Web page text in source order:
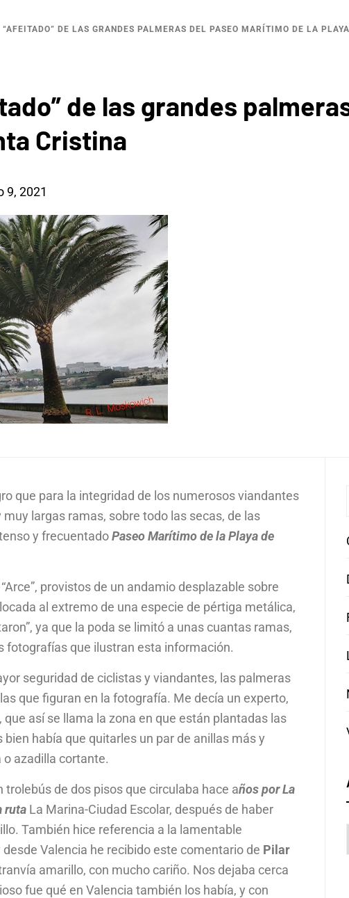
“AFEITADO” DE LAS GRANDES PALMERAS DEL PASEO MARÍTIMO DE LA
de las grandes
Cristina
9, 2021
que para la integridad de los numerosos viandantes
largas ramas, sobre todo las secas, de las
y frecuentadoPaseo Marítimo de la Playa de
provistos de un andamio desplazable sobre
al extremo de una especie de pértiga metálica,
ya que la poda se limitó a unas cuantas ramas,
fotografías que ilustran esta información.
seguridad de ciclistas y viandantes, las palmeras
que figuran en la fotografía. Me decía un experto,
, que así se llama la zona en que están plantadas las
había que quitarles un par de anillas más y
o azadilla cortante.
de dos pisos que circulaba hace años por La
ruta La Marina-Ciudad Escolar, después de haber
También hice referencia a la lamentable
desde Valencia he recibido este comentario de Pilar
amarillo, con mucho cariño. Nos dejaba cerca
fue qué en Valencia también los había, y con